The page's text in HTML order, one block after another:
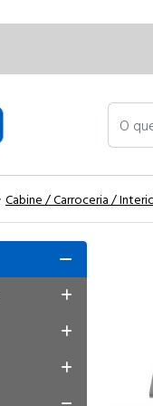
O que
Cabine / Carroceria /